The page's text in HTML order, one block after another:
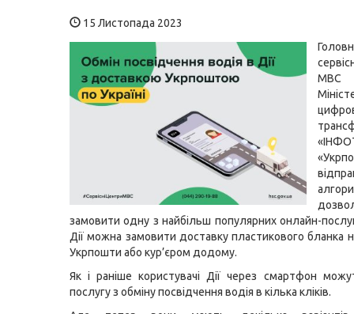
15 Листопада 2023
МВС
замовити одну з найбільш популярних онлайн-
Дії можна замовити доставку пластикового бланка
Укрпошти або кур’єром додому.
Як і раніше користувачі Дії через смартфон
послугу з обміну посвідчення водія в кілька кліків.